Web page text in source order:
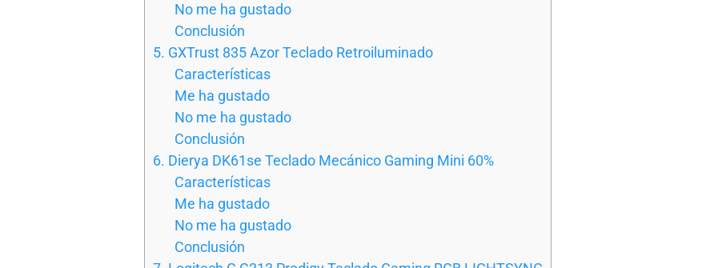
No me ha gustado
Conclusión
5. GXTrust 835 Azor Teclado Retroiluminado
Características
Me ha gustado
No me ha gustado
Conclusión
6. Dierya DK61se Teclado Mecánico Gaming Mini 60%
Características
Me ha gustado
No me ha gustado
Conclusión